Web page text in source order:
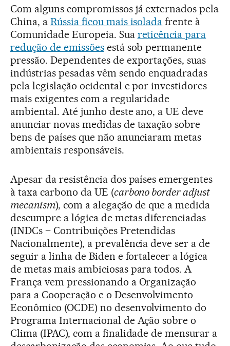
Com alguns compromissos já externados pela
China, a Rússia ficou mais isolada frente à
Comunidade Europeia. Sua reticência para
redução de emissõesestá sob permanente
pressão. Dependentes de exportações, suas
indústrias pesadas vêm sendo enquadradas
pela legislação ocidental e por investidores
mais exigentes com a regularidade
ambiental. Até junho deste ano, a UE deve
anunciar novas medidas de taxação sobre
bens de países que não anunciaram metas
ambientais responsáveis.
Apesar da resistência dos países emergentes
à taxa carbono da UE (carbono border adjust
mecanism), com a alegação de que a medida
descumpre a lógica de metas diferenciadas
(INDCs – Contribuições Pretendidas
Nacionalmente), a prevalência deve ser a de
seguir a linha de Biden e fortalecer a lógica
de metas mais ambiciosas para todos. A
França vem pressionando a Organização
para a Cooperação e o Desenvolvimento
Econômico (OCDE) no desenvolvimento do
Programa Internacional de Ação sobre o
Clima (IPAC), com a finalidade de mensurar a